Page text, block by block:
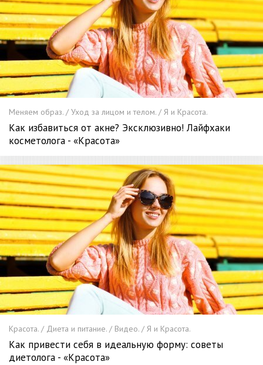
Меняем образ. / Уход за лицом и телом. / Я и Красота.
Как избавиться от акне? Эксклюзивно! Лайфхаки
косметолога - «Красота»
Красота. / Диета и питание. / Видео. / Я и Красота.
Как привести себя в идеальную форму: советы
диетолога - «Красота»